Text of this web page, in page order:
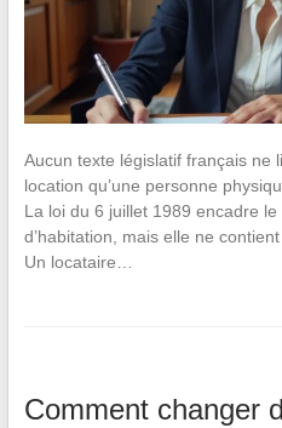
Aucun texte législatif français ne
location qu’une personne
La loi du 6 juillet 1989 encadre
d’habitation, mais elle ne
Un locataire…
Comment changer